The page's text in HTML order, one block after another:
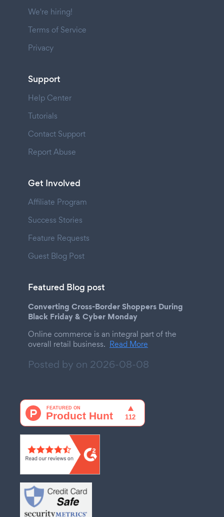
We're hiring!
Terms of Service
Privacy
Support
Help Center
Tutorials
Contact Support
Report Abuse
Get Involved
Affiliate Program
Success Stories
Feature Requests
Guest Blog Post
Featured Blog post
Converting Cross-Border Shoppers During
Black Friday & Cyber Monday
Online commerce is an integral part of the
overall retail business. Read More
Posted by on 2026-08-08